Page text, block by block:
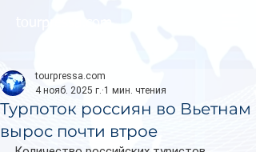
Турпоток россиян во Вьетнам
вырос почти втрое
tourpressa.com
4 нояб. 2025 г. 1 мин. чтения